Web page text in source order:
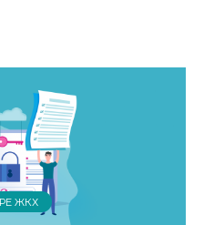
ЖКХ